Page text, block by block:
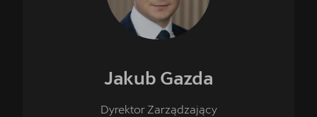
Jakub Gazda
Dyrektor Zarządzający